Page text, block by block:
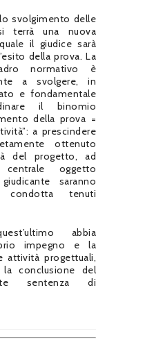
svolgimento delle
terrà una nuova
il giudice sarà
della prova. La
normativo è
a svolgere, in
e fondamentale
il binomio
della prova =
a prescindere
ottenuto
del progetto, ad
oggetto
saranno
tenuti
abbia
impegno e la
attività progettuali,
conclusione del
sentenza di